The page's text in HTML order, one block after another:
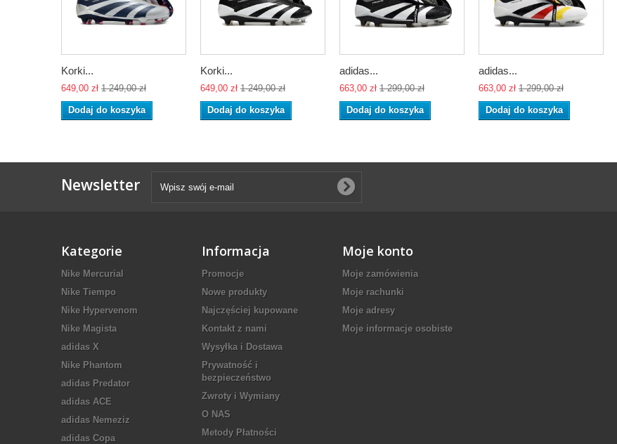
Korki...
649,00 zł 1 249,00 zł
Dodaj do koszyka
Korki...
649,00 zł 1 249,00 zł
Dodaj do koszyka
adidas...
663,00 zł 1 299,00 zł
Dodaj do koszyka
adidas...
663,00 zł 1 299,00 zł
Dodaj do koszyka
Newsletter
Kategorie
Nike Mercurial
Nike Tiempo
Nike Hypervenom
Nike Magista
adidas X
Nike Phantom
adidas Predator
adidas ACE
adidas Nemeziz
adidas Copa
Informacja
Promocje
Nowe produkty
Najczęściej kupowane
Kontakt z nami
Wysyłka i Dostawa
Prywatność i
bezpieczeństwo
Zwroty i Wymiany
O NAS
Metody Płatności
Moje konto
Moje zamówienia
Moje rachunki
Moje adresy
Moje informacje osobiste